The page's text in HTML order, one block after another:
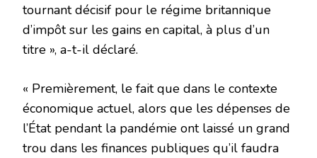
tournant décisif pour le régime britannique
d’impôt sur les gains en capital, à plus d’un
titre », a-t-il déclaré.
« Premièrement, le fait que dans le contexte
économique actuel, alors que les dépenses de
l’État pendant la pandémie ont laissé un grand
trou dans les finances publiques qu’il faudra